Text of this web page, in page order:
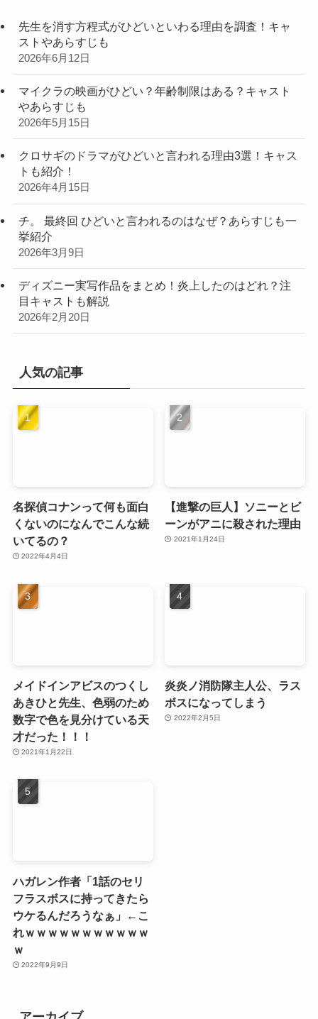
先生を消す方程式がひどいといわる理由を調査！キャ
ストやあらすじも
2026年6月12日
マイクラの映画がひどい？年齢制限はある？キャスト
やあらすじも
2026年5月15日
クロサギのドラマがひどいと言われる理由3選！キャス
トも紹介！
2026年4月15日
チ。 最終回 ひどいと言われるのはなぜ？あらすじも一
挙紹介
2026年3月9日
ディズニー実写作品をまとめ！炎上したのはどれ？注
目キャストも解説
2026年2月20日
人気の記事
名探偵コナンって何も面白
くないのになんでこんな続
いてるの？
2022年4月4日
【進撃の巨人】ソニーとビ
ーンがアニに殺された理由
2021年1月24日
メイドインアビスのつくし
あきひと先生、色弱のため
数字で色を見分けている天
才だった！！！
2021年1月22日
炎炎ノ消防隊主人公、ラス
ボスになってしまう
2022年2月5日
ハガレン作者「1話のセリ
フラスボスに持ってきたら
ウケるんだろうなぁ」←こ
れｗｗｗｗｗｗｗｗｗｗｗ
ｗ
2022年9月9日